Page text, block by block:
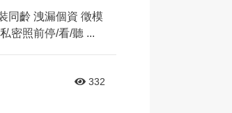
同齡 洩漏個資 徵模
密照前停/看/聽 ...
332